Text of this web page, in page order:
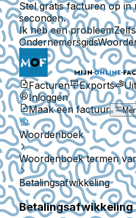
Stel gratis facturen op in
seconden.
Ik heb een probleem
Ondernemersgids
Facturen Exports
Inloggen
Maak een factuur
Woordenboek
Woordenboek termen
Betalingsafwikkeling
Betalingsafwikkeling